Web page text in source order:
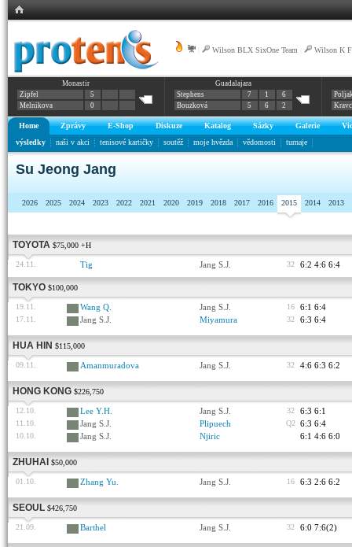
Wilson BLX SixOne Team Wilson K
Monastir
Zipfel
5
Melnikova
0
Guadalajara
Stephens
7 1
6
Bouzková
5 6 2
Home Zprávy E-Shop Diskuze Katalog Sázky Galerie
výsledky
naši v akci tenisové kartičky soutěž moje hvězda vědomosti turnaje
Su Jeong Jang
2026 2025 2024 2023 2022 2021 2020 2019 2018 2017 2016 2015 2014 2013
TOYOTA $75,000 +H
24.11. Tig Jang S.J. 32 6:2 4:6 6:4
TOKYO $100,000
19.11. Wang Q. Jang S.J. 16 6:1 6:4
17.11. Jang S.J. Miyamura 32 6:3 6:4
HUA HIN $115,000
09.11. Amanmuradova Jang S.J. 32 4:6 6:3 6:2
HONG KONG $226,750
12.10. Lee Y.H. Jang S.J. 32 6:3 6:1
11.10. Jang S.J. Plipuech Q2 6:3 6:4
10.10. Jang S.J. Njiric 6:1 4:6 6:0
ZHUHAI $50,000
01.10. Zhang Yu. Jang S.J. 16 6:3 2:6 6:2
SEOUL $426,750
21.09. Barthel Jang S.J. 32 6:0 7:6(2)